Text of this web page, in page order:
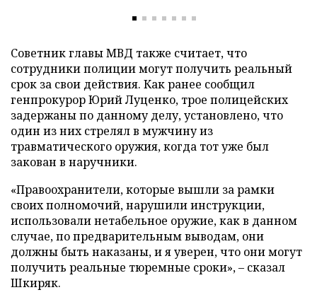
Советник главы МВД также считает, что
сотрудники полиции могут получить реальный
срок за свои действия. Как ранее сообщил
генпрокурор Юрий Луценко, трое полицейских
задержаны по данному делу, установлено, что
один из них стрелял в мужчину из
травматического оружия, когда тот уже был
закован в наручники.
«Правоохранители, которые вышли за рамки
своих полномочий, нарушили инструкции,
использовали нетабельное оружие, как в данном
случае, по предварительным выводам, они
должны быть наказаны, и я уверен, что они могут
получить реальные тюремные сроки», – сказал
Шкиряк.